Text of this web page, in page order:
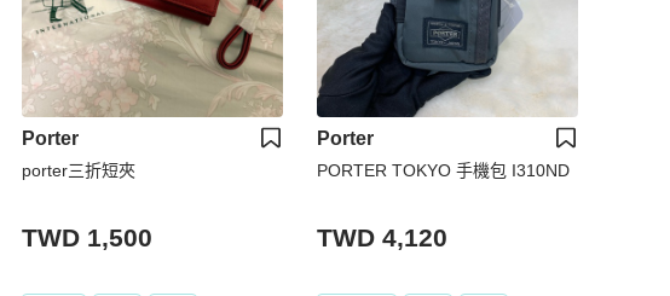
Porter
porter三折短夾
TWD 1,500
Porter
PORTER TOKYO 手機包 I310ND
TWD 4,120